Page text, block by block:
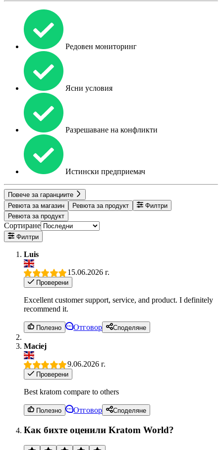
Редовен мониторинг
Ясни условия
Разрешаване на конфликти
Истински предприемач
Повече за гаранциите
Ревюта за магазин
Ревюта за продукт
Филтри
Ревюта за продукт
Сортиране
Филтри
Luis
15.06.2026 г.
Проверени
Excellent customer support, service, and product. I definitely
recommend it.
Полезно Отговор Споделяне
Maciej
9.06.2026 г.
Проверени
Best kratom compare to others
Полезно Отговор Споделяне
Как бихте оценили Kratom World?